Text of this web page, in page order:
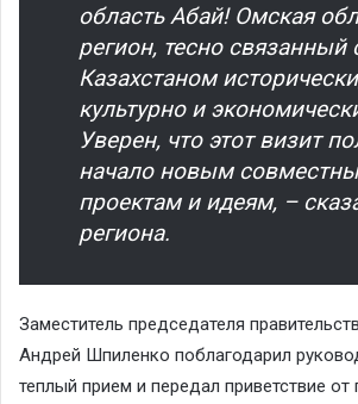
область Абай! Омская
регион, тесно связанный
Казахстаном
культурно и
Уверен, что этот визит
начало новым
проектам и идеям, –
региона.
Заместитель председателя
Андрей Шпиленко поблагодарил
теплый прием и передал приветствие от